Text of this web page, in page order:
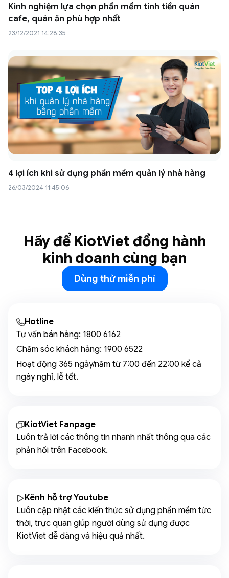
Kinh nghiệm lựa chọn phần mềm tính tiền quán
cafe, quán ăn phù hợp nhất
23/12/2021 14:28:35
4 lợi ích khi sử dụng phần mềm quản lý nhà hàng
26/03/2024 11:45:06
Hãy để KiotViet đồng hành
kinh doanh cùng bạn
Dùng thử miễn phí
Hotline
Tư vấn bán hàng: 1800 6162
Chăm sóc khách hàng: 1900 6522
Hoạt động 365 ngày/năm từ 7:00 đến 22:00 kể cả
ngày nghỉ, lễ tết.
KiotViet Fanpage
Luôn trả lời các thông tin nhanh nhất thông qua các
phản hồi trên Facebook.
Kênh hỗ trợ Youtube
Luôn cập nhật các kiến thức sử dụng phần mềm tức
thời, trực quan giúp người dùng sử dụng được
KiotViet dễ dàng và hiệu quả nhất.